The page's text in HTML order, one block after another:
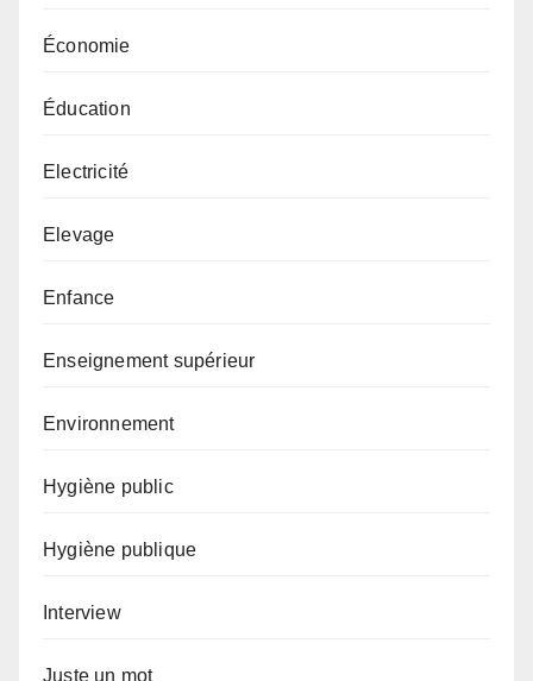
Économie
Éducation
Electricité
Elevage
Enfance
Enseignement supérieur
Environnement
Hygiène public
Hygiène publique
Interview
Juste un mot